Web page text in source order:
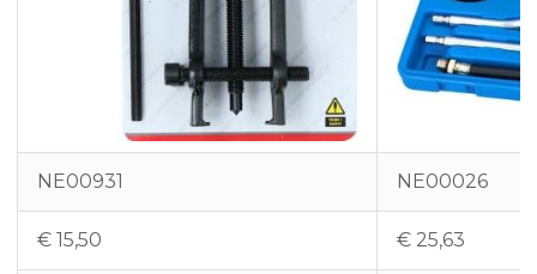
NE00931 NE00026
€ 15,50 € 25,63